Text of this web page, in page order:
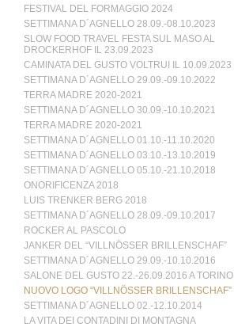
FESTIVAL DEL FORMAGGIO 2024
SETTIMANA D´AGNELLO 28.09.-08.10.2023
SLOW FOOD TRAVEL FESTA SUL MASO AL
DROCKERHOF IL 23.09.2023
CAMINATA DEL GUSTO VOLTRUI IL 10.09.2023
SETTIMANA D´AGNELLO 29.09.-09.10.2022
TERRA MADRE 2020-2021
SETTIMANA D´AGNELLO 30.09.-10.10.2021
TERRA MADRE 2020-2021
SETTIMANA D´AGNELLO 01.10.-11.10.2020
SETTIMANA D´AGNELLO 03.10.-13.10.2019
SETTIMANA D´AGNELLO 05.10.-21.10.2018
ONORIFICENZA 2018
LUIS TRENKER BERG 2018
SETTIMANA D´AGNELLO 28.09.-09.10.2017
ROCKER AL PASCOLO
JANKER DEL “VILLNÖSSER BRILLENSCHAF”
SETTIMANA D´AGNELLO 29.09.-10.10.2016
SALONE DEL GUSTO 22.-26.09.2016 A TORINO
NUOVO LOGO “VILLNÖSSER BRILLENSCHAF”
SETTIMANA D´AGNELLO 02.-12.10.2014
LA VITA DEI CONTADINI DI MONTAGNA